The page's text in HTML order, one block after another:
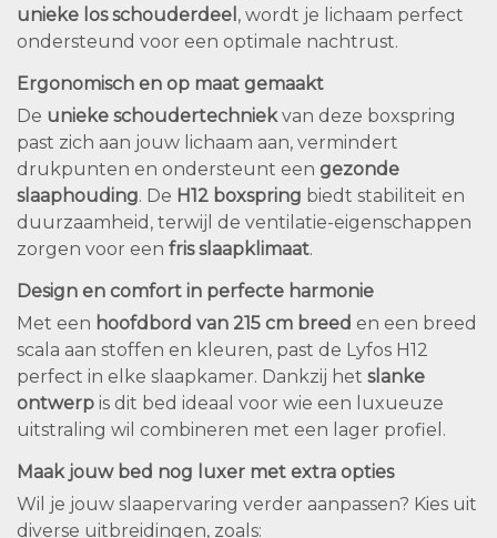
unieke los schouderdeel , wordt je lichaam perfect
ondersteund voor een optimale nachtrust.
Ergonomisch en op maat gemaakt
De unieke schoudertechniekvan deze boxspring
past zich aan jouw lichaam aan, vermindert
drukpunten en ondersteunt een gezonde
slaaphouding. De H12 boxspring biedt stabiliteit en
duurzaamheid, terwijl de ventilatie-eigenschappen
zorgen voor een fris slaapklimaat.
Design en comfort in perfecte harmonie
Met een hoofdbord van 215 cm breed en een breed
scala aan stoffen en kleuren, past de Lyfos H12
perfect in elke slaapkamer. Dankzij het slanke
ontwerp is dit bed ideaal voor wie een luxueuze
uitstraling wil combineren met een lager profiel.
Maak jouw bed nog luxer met extra opties
Wil je jouw slaapervaring verder aanpassen? Kies uit
diverse uitbreidingen, zoals: